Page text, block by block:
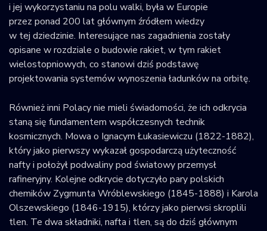
Krajowy Rejestr
Obiektów
Kosmicznych
i jej wykorzystaniu na polu walki, była w Europie
przez ponad 200 lat głównym źródłem wiedzy
w tej dziedzinie. Interesujące nas zagadnienia zostały
opisane w rozdziale o budowie rakiet, w tym rakiet
wielostopniowych, co stanowi dziś podstawę
projektowania systemów wynoszenia ładunków na orbitę.
Również inni Polacy nie mieli świadomości, że ich odkrycia
staną się fundamentem współczesnych technik
kosmicznych. Mowa o Ignacym Łukasiewiczu (1822-1882),
który jako pierwszy wykazał gospodarczą użyteczność
nafty i położył podwaliny pod światowy przemysł
rafineryjny. Kolejne odkrycie dotyczyło pary polskich
chemików Zygmunta Wróblewskiego (1845-1888) i Karola
Olszewskiego (1846-1915), którzy jako pierwsi skroplili
tlen. Te dwa składniki, nafta i tlen, są do dziś głównym